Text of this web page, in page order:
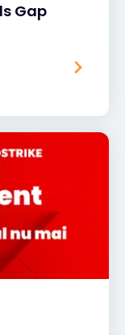
Gap